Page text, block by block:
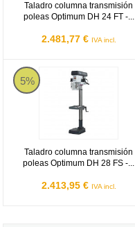
Taladro columna transmisión
poleas Optimum DH 24 FT -...
2.481,77 € IVA incl.
5%
Taladro columna transmisión
poleas Optimum DH 28 FS -...
2.413,95 € IVA incl.
Optimum DH 28 FS